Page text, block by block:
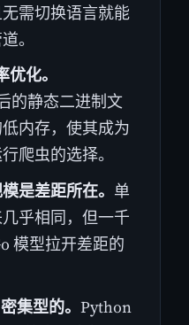
需切换语言就能
。
化。
的静态二进制文
内存，使其成为
爬虫的选择。
是差距所在。 单
乎相同，但一千
模型拉开差距的
集型的。 Python